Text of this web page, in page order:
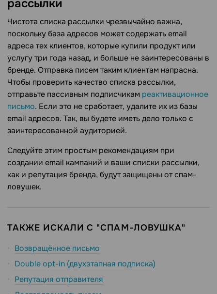
рассылки
Чистота списка рассылки чрезвычайно важна,
поскольку база адресов может содержать email
адреса тех клиентов, которые купили продукт или
услугу три года назад, и больше не заинтересованы в
бренде. Отправка писем таким клиентам напрасна.
Чтобы проверить качество списка рассылки,
отправьте пассивным подписчикам реактивационное
письмо. Если это не сработает, удалите их из базы
email адресов. Так, вы будете иметь дело только с
заинтересованной аудиторией.
Следуйте этим простым рекомендациям при
создании email кампаний и ваши списки рассылки,
как и репутация бренда, будут защищены от спам-
ловушек.
ТАКЖЕ ИСКАЛИ С "СПАМ-ЛОВУШКА"
Возвращённое письмо
Double opt-in (двухэтапная подписка)
Репутация отправителя